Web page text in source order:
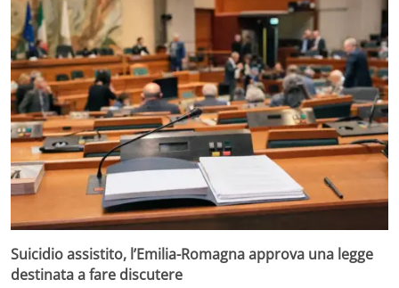
Suicidio assistito, l’Emilia-Romagna approva una legge
destinata a fare discutere